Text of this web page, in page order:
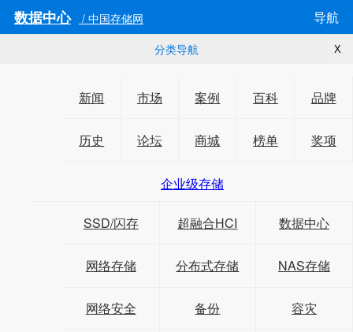
数据中心 / 中国存储网 导航
分类导航 X
新闻 市场 案例 百科 品牌
历史 论坛 商城 榜单 奖项
企业级存储
SSD/闪存 超融合HCI 数据中心
网络存储 分布式存储 NAS存储
网络安全 备份 容灾